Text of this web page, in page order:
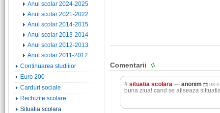
Anul scolar 2024-2025
Anul scolar 2021-2022
Anul scolar 2014-2015
Anul scolar 2013-2014
Anul scolar 2012-2013
Anul scolar 2011-2012
Continuarea studiilor
Euro 200
Carduri sociale
Rechizite scolare
Situatia scolara
Comentarii
# situatia scolara — anonim 08-
buna ziua! cand se afiseaza